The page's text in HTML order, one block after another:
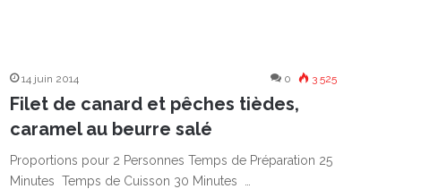
14 juin 2014 0 3 525
Filet de canard et pêches tièdes,
caramel au beurre salé
Proportions pour 2 Personnes Temps de Préparation 25
Minutes Temps de Cuisson 30 Minutes …